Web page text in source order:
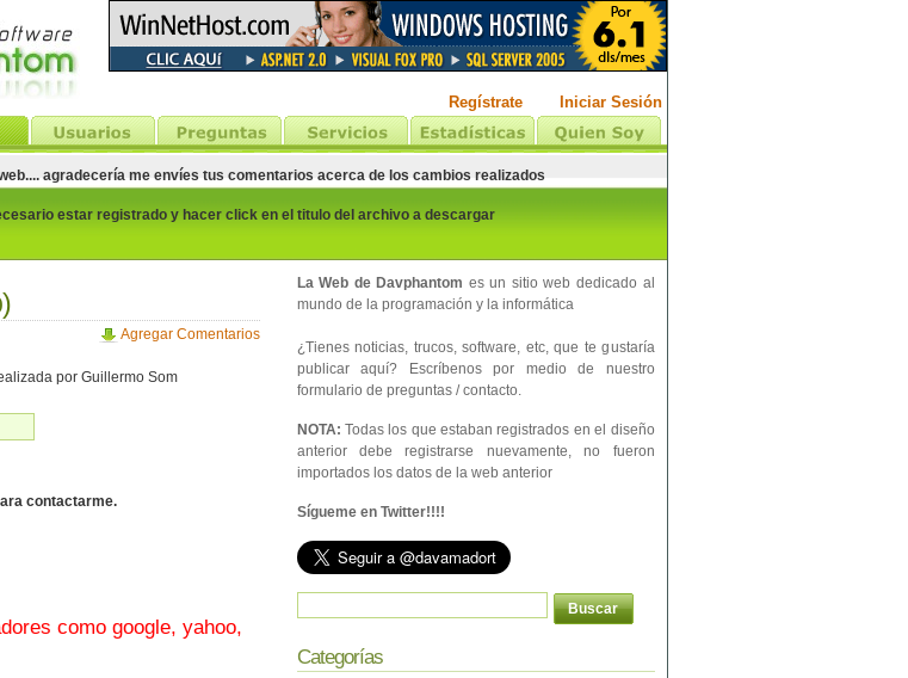
Regístrate Iniciar Sesión
agradecería me envíes tus comentarios acerca de los cambios realizados
estar registrado y hacer click en el titulo del archivo a descargar
Agregar Comentarios
por Guillermo Som
contactarme.
como google, yahoo,
La Web de Davphantom es un sitio web dedicado al
mundo de la programación y la informática
¿Tienes noticias, trucos, software, etc, que te gustaría
publicar aquí? Escríbenos por medio de nuestro
formulario de preguntas / contacto.
NOTA: Todas los que estaban registrados en el diseño
anterior debe registrarse nuevamente, no fueron
importados los datos de la web anterior
Sígueme en Twitter!!!!
Categorías